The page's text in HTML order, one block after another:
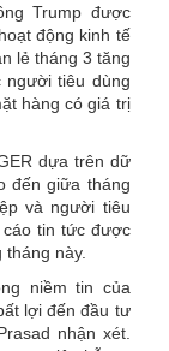
Trump được
động kinh tế
lẻ tháng 3 tăng
người tiêu dùng
hàng có giá trị
dựa trên dữ
đến giữa tháng
và người tiêu
tin tức được
này.
niềm tin của
lợi đến đầu tư
nhận xét.